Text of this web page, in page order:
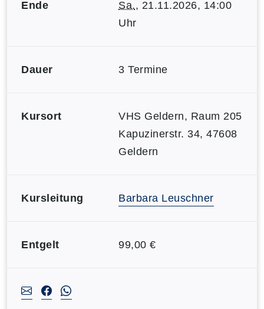
Ende Sa., 21.11.2026, 14:00
Uhr
Dauer 3 Termine
Kursort
VHS Geldern, Raum 205
Kapuzinerstr. 34, 47608
Geldern
Kursleitung Barbara Leuschner
Entgelt 99,00 €